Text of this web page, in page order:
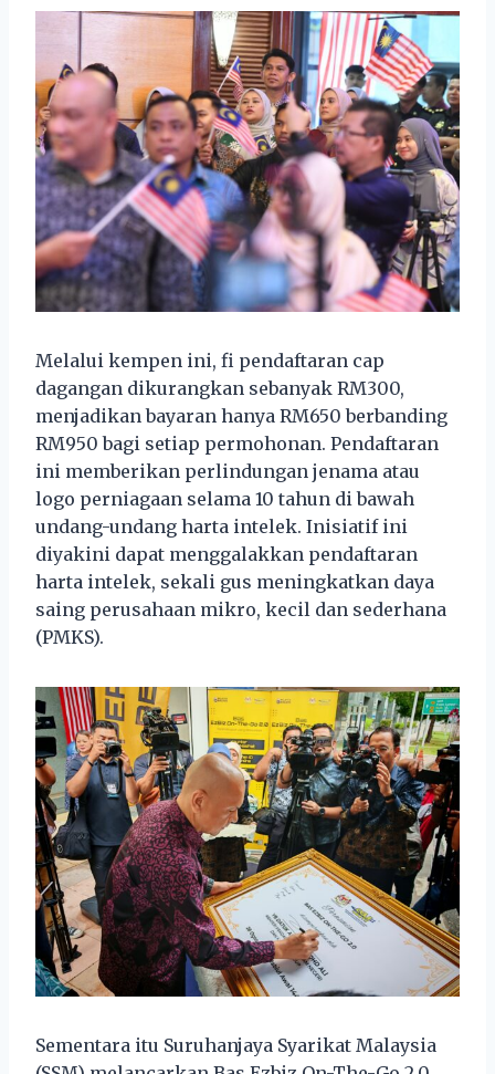
Melalui kempen ini, fi pendaftaran cap
dagangan dikurangkan sebanyak RM300,
menjadikan bayaran hanya RM650 berbanding
RM950 bagi setiap permohonan. Pendaftaran
ini memberikan perlindungan jenama atau
logo perniagaan selama 10 tahun di bawah
undang-undang harta intelek. Inisiatif ini
diyakini dapat menggalakkan pendaftaran
harta intelek, sekali gus meningkatkan daya
saing perusahaan mikro, kecil dan sederhana
(PMKS).
Sementara itu Suruhanjaya Syarikat Malaysia